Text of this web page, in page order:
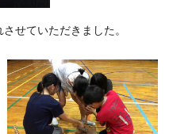
せていただきました。